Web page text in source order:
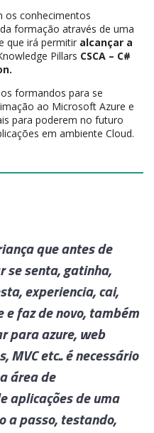
os conhecimentos
formação através de uma
que irá permitir alcançar a
Pillars CSCA – C#
formandos para se
ao Microsoft Azure e
para poderem no futuro
em ambiente Cloud.
tive algum
resolvi procurar
este curso e
e agora espero que
nova Carreira.
por Eduardo Mendes -